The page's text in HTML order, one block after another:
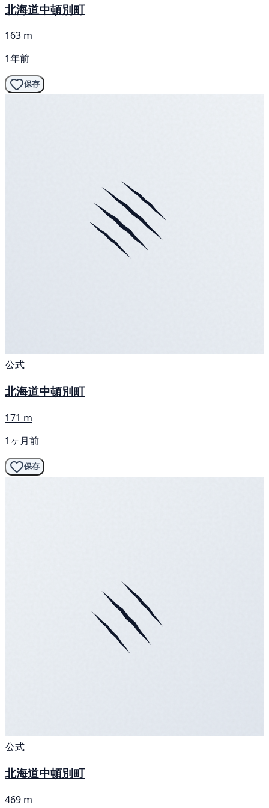
北海道中頓別町
163 m
1年前
保存
公式
北海道中頓別町
171 m
1ヶ月前
保存
公式
北海道中頓別町
469 m